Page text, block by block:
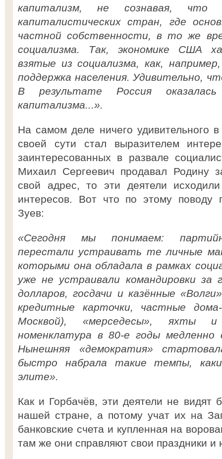
капитализм, не сознавая, что
капиталистических стран, где
частной собственности, в то же
социализма. Так, экономике США
взятые из социализма, как,
поддержка населения. Удивительно,
В результате Россия
капитализма...».
На самом деле ничего удивительного
своей сути стал выразителем
заинтересованных в развале
Михаил Сергеевич продавал Родину
свой адрес, то эти деятели
интересов. Вот что по этому поводу
Зуев:
«Сегодня мы понимаем:
перестали устраивать те личные
которыми она обладала в рамках
уже не устраивали командировки за
долларов, госдачи и казённые
кредитные карточки, частные
Москвой), «мерседесы», яхты
номенклатура в 80-е годы медленно
Нынешняя «демократия»
быстро набрала такие темпы,
элите».
Как и Горбачёв, эти деятели не видят
нашей стране, а потому учат их на
банковские счета и купленная на
там же они справляют свои праздники и